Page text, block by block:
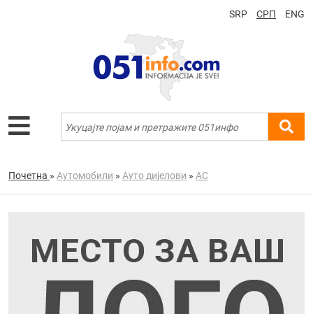
SRP СРП ENG
Почетна » Аутомобили » Ауто дијелови » AC